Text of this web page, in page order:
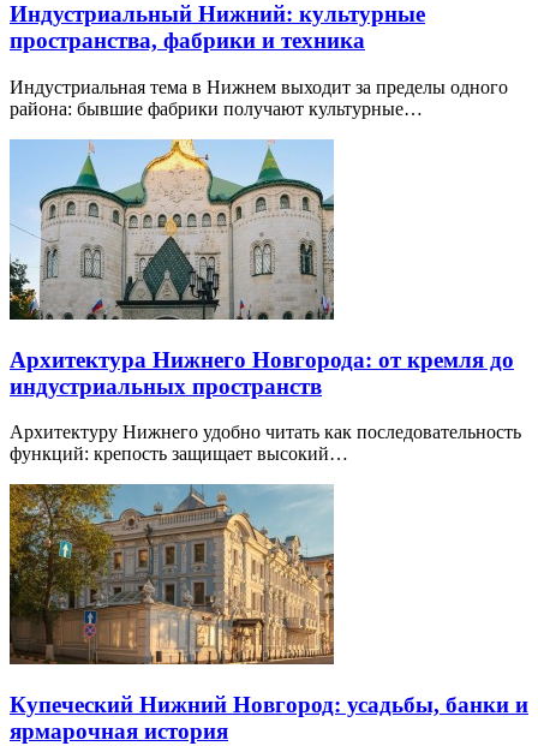
Индустриальный Нижний: культурные
пространства, фабрики и техника
Индустриальная тема в Нижнем выходит за пределы одного
района: бывшие фабрики получают культурные…
Архитектура Нижнего Новгорода: от кремля до
индустриальных пространств
Архитектуру Нижнего удобно читать как последовательность
функций: крепость защищает высокий…
Купеческий Нижний Новгород: усадьбы, банки и
ярмарочная история